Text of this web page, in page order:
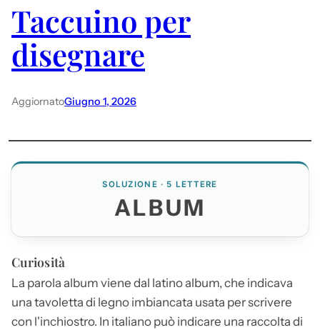
Taccuino per
disegnare
AggiornatoGiugno 1, 2026
SOLUZIONE · 5 LETTERE
ALBUM
Curiosità
La parola album viene dal latinoalbum, che indicava
una tavoletta di legno imbiancata usata per scrivere
con l'inchiostro. In italiano può indicare una raccolta di